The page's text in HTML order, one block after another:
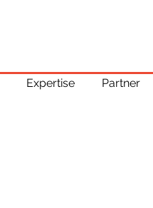
Expertise Partner